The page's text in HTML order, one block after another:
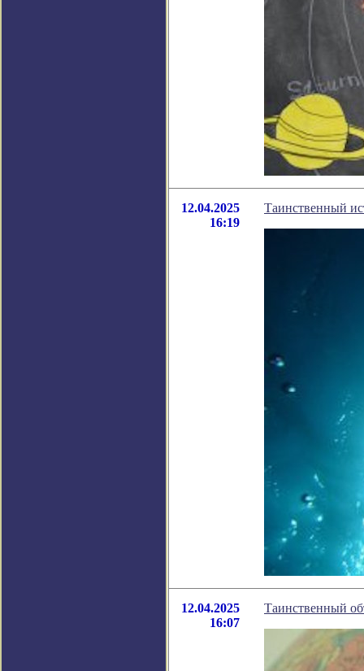
12.04.2025
16:19
Таинственный
12.04.2025
16:07
Таинственный